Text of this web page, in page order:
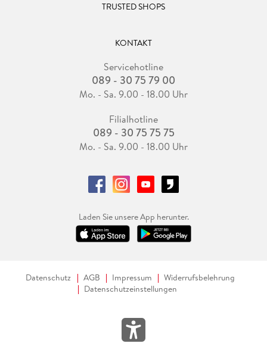
TRUSTED SHOPS
KONTAKT
Servicehotline
089 - 30 75 79 00
Mo. - Sa. 9.00 - 18.00 Uhr
Filialhotline
089 - 30 75 75 75
Mo. - Sa. 9.00 - 18.00 Uhr
Laden Sie unsere App herunter.
Datenschutz AGB Impressum
Widerrufsbelehrung
Datenschutzeinstellungen